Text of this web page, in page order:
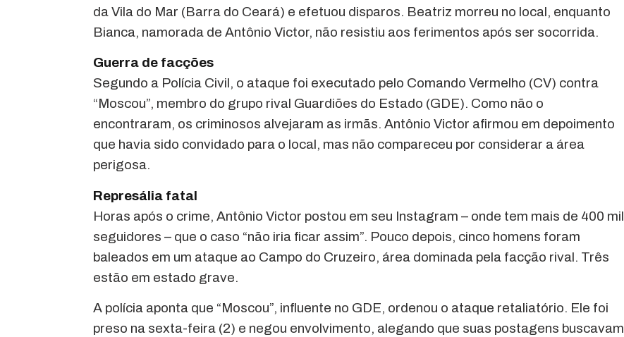
da Vila do Mar (Barra do Ceará) e efetuou disparos. Beatriz morreu no local, enquanto
Bianca, namorada de Antônio Victor, não resistiu aos ferimentos após ser socorrida.
Guerra de facções
Segundo a Polícia Civil, o ataque foi executado pelo Comando Vermelho (CV) contra
“Moscou”, membro do grupo rival Guardiões do Estado (GDE). Como não o
encontraram, os criminosos alvejaram as irmãs. Antônio Victor afirmou em depoimento
que havia sido convidado para o local, mas não compareceu por considerar a área
perigosa.
Represália fatal
Horas após o crime, Antônio Victor postou em seu Instagram – onde tem mais de 400 mil
seguidores – que o caso “não iria ficar assim”. Pouco depois, cinco homens foram
baleados em um ataque ao Campo do Cruzeiro, área dominada pela facção rival. Três
estão em estado grave.
A polícia aponta que “Moscou”, influente no GDE, ordenou o ataque retaliatório. Ele foi
preso na sexta-feira (2) e negou envolvimento, alegando que suas postagens buscavam